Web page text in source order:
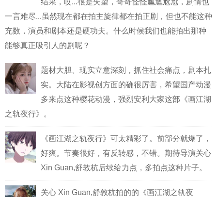
结果，哎...很是失望，奇奇怪怪尴尴尬尬，剧情也
一言难尽...虽然现在都在拍主旋律都在拍正剧，但也不能这种
充数，演员和剧本还是硬功夫。什么时候我们也能拍出那种
能够真正吸引人的剧呢？
题材大胆、现实立意深刻，抓住社会痛点，剧本扎
实。大陆在影视创方面的确很厉害，希望国产动漫
多来点这种樱花动漫，强烈安利大家这部《画江湖
之轨夜行》。
《画江湖之轨夜行》可太精彩了。前部分就爆了，
好爽。节奏很好，有反转感，不错。期待导演关心
Xin Guan,舒敦杭后续给力点，多拍点这种片子。
关心 Xin Guan,舒敦杭拍的的《画江湖之轨夜